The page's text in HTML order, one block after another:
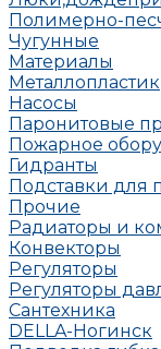
Полимерно-
Чугунные
Материалы
Металлопластик
Насосы
Паронитовые
Пожарное
Гидранты
Подставки для
Прочие
Радиаторы и
Конвекторы
Регуляторы
Регуляторы
Сантехника
DELLA-Ногинск